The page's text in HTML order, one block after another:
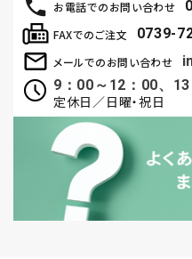
お電話でのお問い合わせ
メールでのお問い合わせ
9：00～12：00、
定休日／日曜・祝日
FAXでのご注文 0739-